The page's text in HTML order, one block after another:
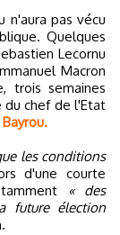
Quelques
Lecornu
Macron
trois semaines
du chef de l'Etat
les conditions
d'une courte
« des
future élection